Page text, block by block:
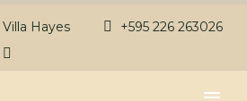
Hayes +595 226 263026